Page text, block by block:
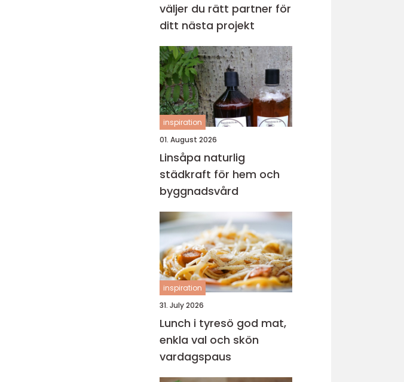
väljer du rätt partner för
ditt nästa projekt
inspiration
01. August 2026
Linsåpa naturlig
städkraft för hem och
byggnadsvård
inspiration
31. July 2026
Lunch i tyresö god mat,
enkla val och skön
vardagspaus